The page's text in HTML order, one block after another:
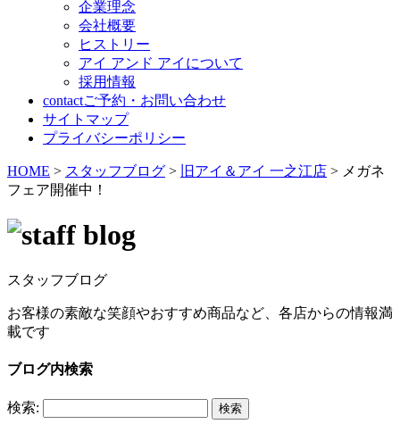
企業理念
会社概要
ヒストリー
アイ アンド アイについて
採用情報
contactご予約・お問い合わせ
サイトマップ
プライバシーポリシー
HOME > スタッフブログ > 旧アイ＆アイ 一之江店 > メガネ
フェア開催中！
スタッフブログ
お客様の素敵な笑顔やおすすめ商品など、各店からの情報満
載です
ブログ内検索
検索: